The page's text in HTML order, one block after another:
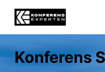
Konferens